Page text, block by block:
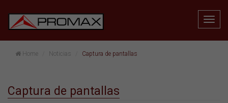
Home Noticias Captura de pantallas
Captura de pantallas